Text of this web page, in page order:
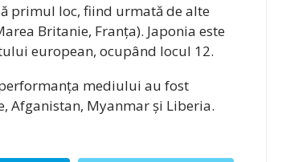
primul loc, fiind urmată de alte
Britanie, Franța). Japonia este
european, ocupând locul 12.
mediului au fost
Afganistan, Myanmar și Liberia.